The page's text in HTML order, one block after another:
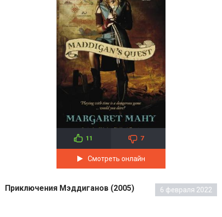
11 7
Смотреть онлайн
Приключения Мэддиганов (2005) 6 февраля 2022